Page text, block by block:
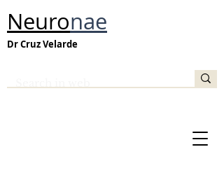
Neuronae
Dr Cruz Velarde